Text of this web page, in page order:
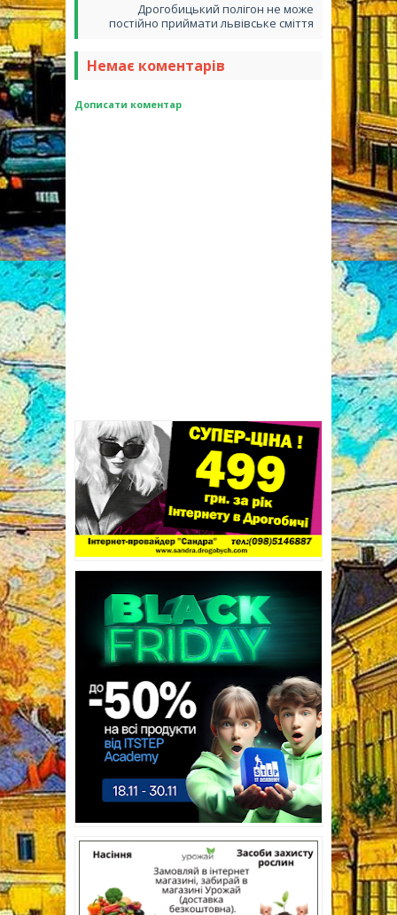
Дрогобицький полігон не може
постійно приймати львівське сміття
Немає коментарів
Дописати коментар